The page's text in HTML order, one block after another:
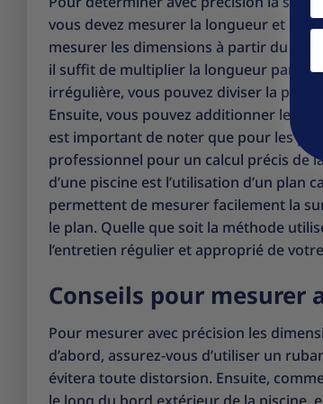
vous devez mesurer la longueur et la
mesurer les dimensions à partir du
il suffit de multiplier la longueur par la
irrégulière, vous pouvez diviser la
Ensuite, vous pouvez additionner les
est important de noter que pour les
professionnel pour un calcul précis de
d’une piscine est l’utilisation d’un plan
permettent de mesurer facilement la
le plan. Quelle que soit la méthode
l’entretien régulier et approprié de
Conseils pour mesurer
Pour mesurer avec précision les
d’abord, assurez-vous d’utiliser un
évitera toute distorsion. Ensuite,